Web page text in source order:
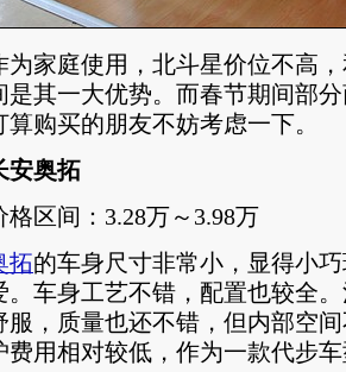
家庭使用，北斗星价位不高
是其一大优势。而春节期间部
算购买的朋友不妨考虑一下。
安奥拓
区间：3.28万～3.98万
拓的车身尺寸非常小，显得小
。车身工艺不错，配置也较全
服，质量也还不错，但内部空
费用相对较低，作为一款代步